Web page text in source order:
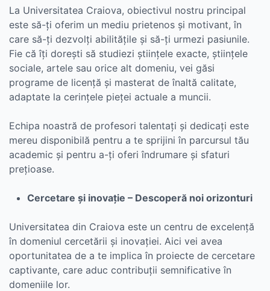
La Universitatea Craiova, obiectivul nostru principal
este să-ți oferim un mediu prietenos și motivant, în
care să-ți dezvolți abilitățile și să-ți urmezi pasiunile.
Fie că îți dorești să studiezi științele exacte, științele
sociale, artele sau orice alt domeniu, vei găsi
programe de licență și masterat de înaltă calitate,
adaptate la cerințele pieței actuale a muncii.
Echipa noastră de profesori talentați și dedicați este
mereu disponibilă pentru a te sprijini în parcursul tău
academic și pentru a-ți oferi îndrumare și sfaturi
prețioase.
Cercetare și inovație – Descoperă noi orizonturi
Universitatea din Craiova este un centru de excelență
în domeniul cercetării și inovației. Aici vei avea
oportunitatea de a te implica în proiecte de cercetare
captivante, care aduc contribuții semnificative în
domeniile lor.